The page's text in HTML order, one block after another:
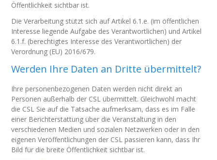
Öffentlichkeit sichtbar ist.
Die Verarbeitung stützt sich auf Artikel 6.1.e. (im öffentlichen
Interesse liegende Aufgabe des Verantwortlichen) und Artikel
6.1.f. (berechtigtes Interesse des Verantwortlichen) der
Verordnung (EU) 2016/679.
Werden Ihre Daten an Dritte übermittelt?
Ihre personenbezogenen Daten werden nicht direkt an
Personen außerhalb der CSL übermittelt. Gleichwohl macht
die CSL Sie auf die Tatsache aufmerksam, dass es im Falle
einer Berichterstattung über die Veranstaltung in den
verschiedenen Medien und sozialen Netzwerken oder in den
eigenen Veröffentlichungen der CSL passieren kann, dass Ihr
Bild für die breite Öffentlichkeit sichtbar ist.